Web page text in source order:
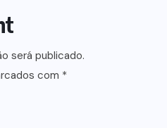
será publicado.
com *